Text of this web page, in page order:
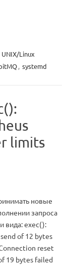
UNIX/Linux
, systemd
limits
новые
запроса
вида: exec():
of 12 bytes
reset
19 bytes failed